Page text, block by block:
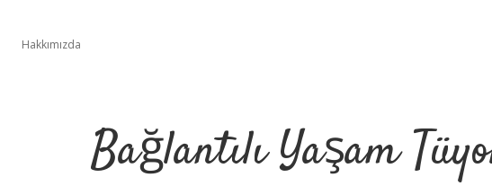
Hakkımızda
Bağlantılı Yaşam